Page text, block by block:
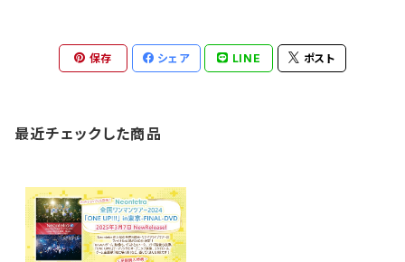
保存 シェア LINE ポスト
最近チェックした商品